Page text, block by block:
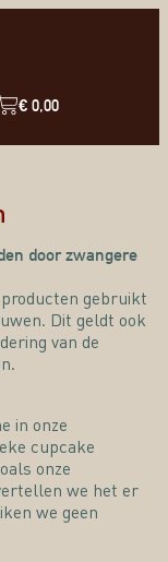
€0,00
door zwangere
gebruikt
Dit geldt ook
van de
in onze
cupcake
onze
we het er
we geen